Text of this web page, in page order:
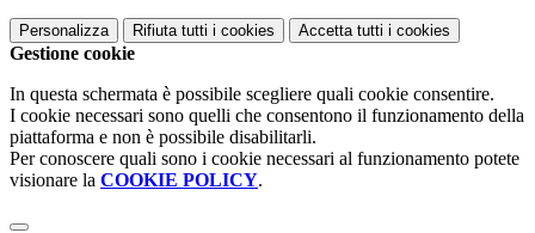
Personalizza Rifiuta tutti i cookies Accetta tutti i cookies
Gestione cookie
In questa schermata è possibile scegliere quali cookie consentire.
I cookie necessari sono quelli che consentono il funzionamento della
piattaforma e non è possibile disabilitarli.
Per conoscere quali sono i cookie necessari al funzionamento potete
visionare la COOKIE POLICY.